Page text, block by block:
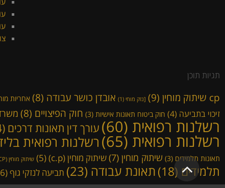
תגיות תוכן
cp שיתוק מוחין (9) [נזק מוחי (1) אובדן כושר עבודה (8) אחריות
זיכוי בתביעה (4) חוק ביטוח תאונות אישיות (3) חוק הפיצויים (8)
רשלנות רפואית (60) עורך דין תאונות דרכים (14)
רשלנות רפואית (65) רשלנות רפואית
תאונות תלמידים (3) שיתוק מוחין (7) שיתוק מוחין (c.p) (5) שיתוק מוחין (CP)
תלמידים (18) תאונת עבודה (23) תביעה לנזקי גוף(6) גלילה